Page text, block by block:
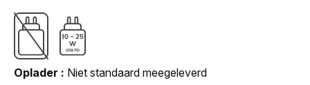
Oplader
Niet standaard meegeleverd